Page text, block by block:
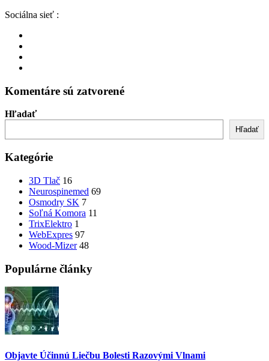
Sociálna sieť :
Komentáre sú zatvorené
Hľadať
Hľadať
Kategórie
3D Tlač 16
Neurospinemed 69
Osmodry SK 7
Soľná Komora 11
TrixElektro 1
WebExpres 97
Wood-Mizer 48
Populárne články
Objavte Účinnú Liečbu Bolesti Razovými Vlnami